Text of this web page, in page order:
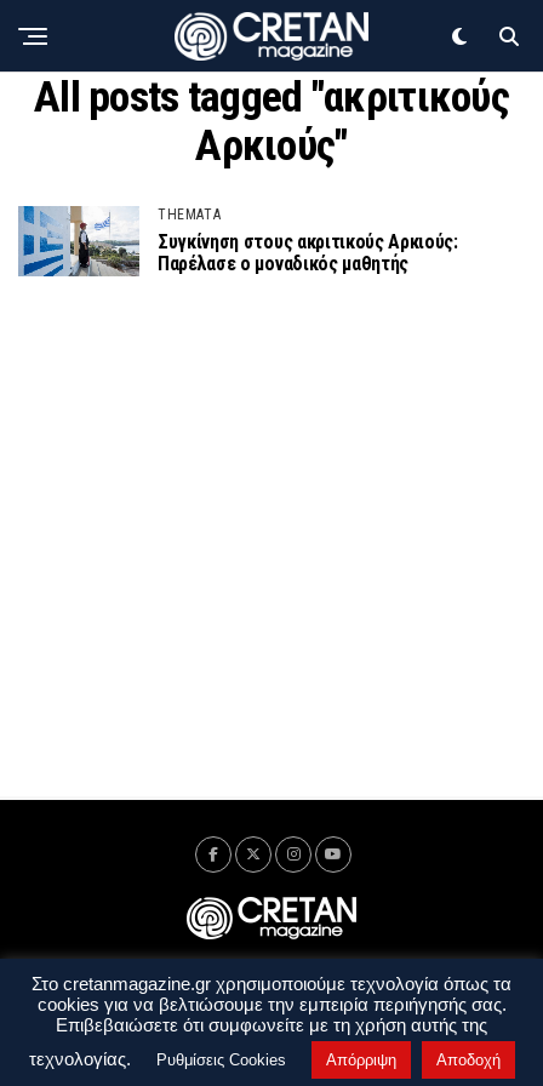
All posts tagged "ακριτικούς
Αρκιούς"
THEMATA
Συγκίνηση στους ακριτικούς Αρκιούς:
Παρέλασε ο μοναδικός μαθητής
Ταυτότητα Πολιτική Απορρήτου
Όροι Χρήσης
Όροι και Προϋποθέσεις
Στο cretanmagazine.gr χρησιμοποιούμε τεχνολογία όπως τα
cookies για να βελτιώσουμε την εμπειρία περιήγησής σας.
Επιβεβαιώσετε ότι συμφωνείτε με τη χρήση αυτής της
τεχνολογίας.
Ρυθμίσεις Cookies Απόρριψη Αποδοχή